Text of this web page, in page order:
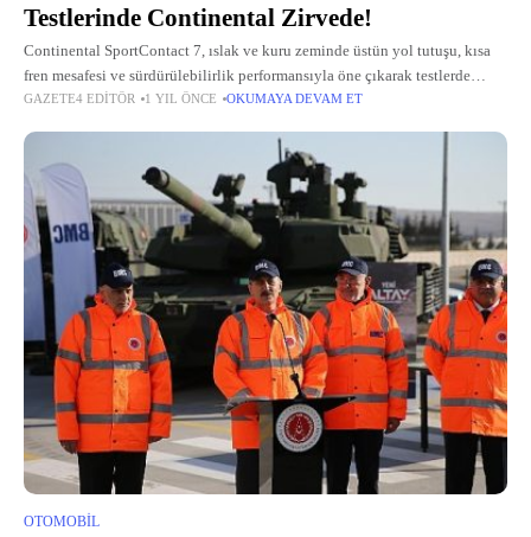
Testlerinde Continental Zirvede!
Continental SportContact 7, ıslak ve kuru zeminde üstün yol tutuşu, kısa
fren mesafesi ve sürdürülebilirlik performansıyla öne çıkarak testlerde
zirveye yerleşti.
GAZETE4 EDITÖR 1 YIL ÖNCE OKUMAYA DEVAM ET
OTOMOBIL